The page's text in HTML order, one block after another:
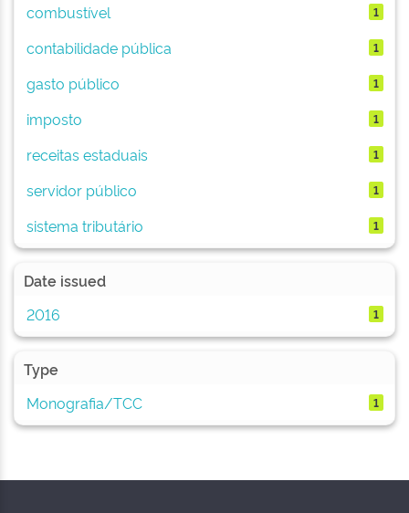
combustível
1
contabilidade pública 1
gasto público 1
imposto 1
receitas estaduais 1
servidor público 1
sistema tributário 1
Date issued
2016
1
Type
Monografia/TCC
1